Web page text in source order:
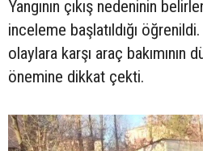
Yangının çıkış nedeninin
inceleme başlatıldığı
olaylara karşı araç bakımının
önemine dikkat çekti.